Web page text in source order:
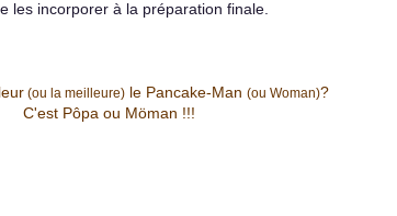
les incorporer à la préparation finale.
(ou la meilleure) le Pancake-Man (ou Woman)?
C'est Pôpa ou Möman !!!